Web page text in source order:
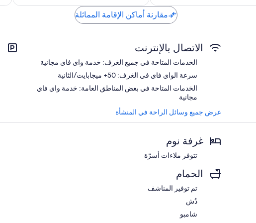
337
258
مقارنة أماكن الإقامة المماثلة
الاتصال بالإنترنت
الخدمات المتاحة في جميع الغرف: خدمة واي فاي مجانية
سرعة الواي فاي في الغرف: 50+ ميجابايت/الثانية
الخدمات المتاحة في بعض المناطق العامة: خدمة واي فاي
مجانية
عرض جميع وسائل الراحة في المنشأة
غرفة نوم
تتوفر ملاءات أسرّة
الحمام
تم توفير المناشف
دُش
شامبو